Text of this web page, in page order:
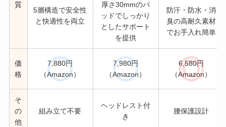
質
5層構造で安全性
と快適性を両立
厚さ30mmのパ
ッドでしっかり
としたサポート
を提供
防汗・防水・消
臭の高耐久素材
でお手入れ簡単
価
格
7,880円
（Amazon）
7,980円
（Amazon）
6,580円
（Amazon）
そ
の
他
組み立て不要
ヘッドレスト付
き
腰保護設計